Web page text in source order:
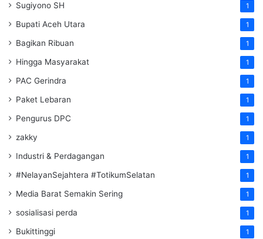
Sugiyono SH 1
Bupati Aceh Utara 1
Bagikan Ribuan 1
Hingga Masyarakat 1
PAC Gerindra 1
Paket Lebaran 1
Pengurus DPC 1
zakky 1
Industri & Perdagangan 1
#NelayanSejahtera #TotikumSelatan 1
Media Barat Semakin Sering 1
sosialisasi perda 1
Bukittinggi 1